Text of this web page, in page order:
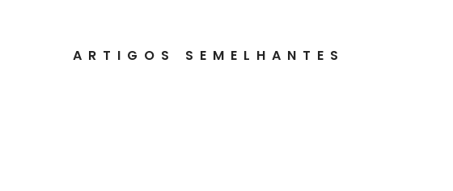
ARTIGOS SEMELHANTES